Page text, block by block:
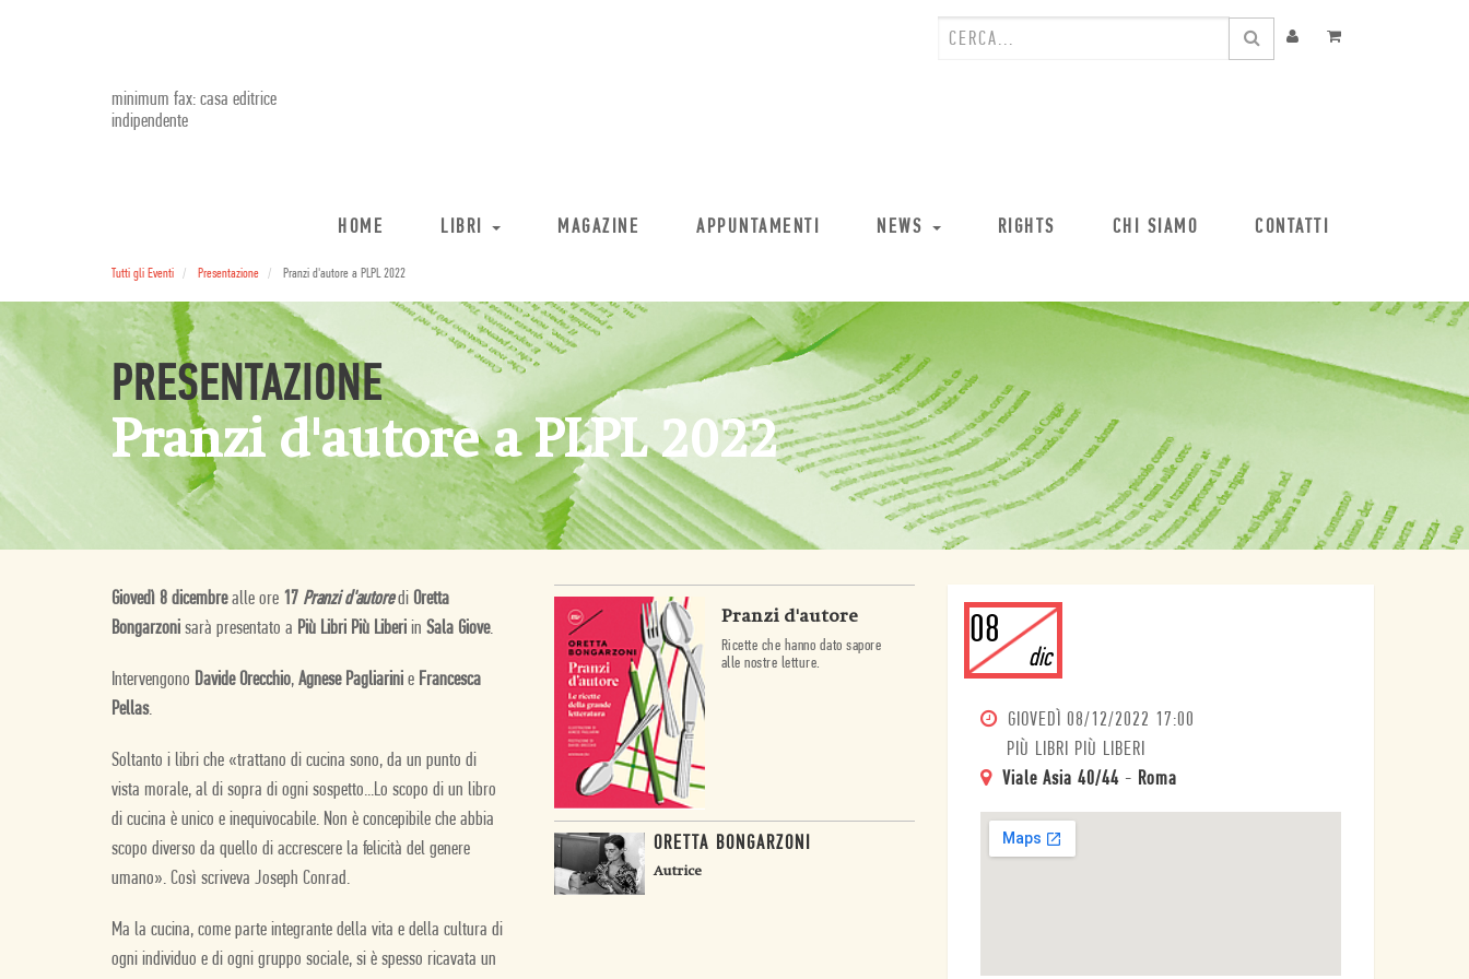
minimum fax: casa editrice
indipendente
HOME LIBRI MAGAZINE APPUNTAMENTI NEWS RIGHTS CHI SIAMO CONTATTI
Tutti gli Eventi Presentazione Pranzi d'autore a PLPL 2022
PRESENTAZIONE
Pranzi d'autore a PLPL 2022
Giovedì 8 dicembrealle ore 17 Pranzi d'autoredi Oretta
Bongarzoni sarà presentato a Più Libri Più Liberi in Sala Giove.
Intervengono Davide Orecchio, Agnese Pagliarini e Francesca
Pellas.
Soltanto i libri che «trattano di cucina sono, da un punto di
vista morale, al di sopra di ogni sospetto...Lo scopo di un libro
di cucina è unico e inequivocabile. Non è concepibile che abbia
scopo diverso da quello di accrescere la felicità del genere
umano». Così scriveva Joseph Conrad.
Ma la cucina, come parte integrante della vita e della cultura di
ogni individuo e di ogni gruppo sociale, si è spesso ricavata un
Pranzi d'autore
Ricette che hanno dato sapore
alle nostre letture.
ORETTA BONGARZONI
Autrice
08
dic
GIOVEDÌ 08/12/2022 17:00
PIÙ LIBRI PIÙ LIBERI
Viale Asia 40/44 - Roma